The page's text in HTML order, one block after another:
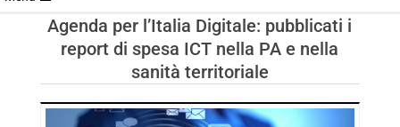
TRENDS
Agenda per l’Italia Digitale: pubblicati i
report di spesa ICT nella PA e nella
sanità territoriale